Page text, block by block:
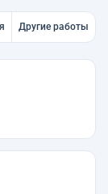
Другие работы